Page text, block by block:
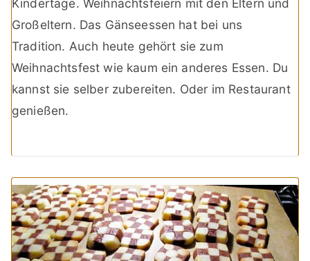
Kindertage. Weihnachtsfeiern mit den Eltern und
Großeltern. Das Gänseessen hat bei uns
Tradition. Auch heute gehört sie zum
Weihnachtsfest wie kaum ein anderes Essen. Du
kannst sie selber zubereiten. Oder im Restaurant
genießen.